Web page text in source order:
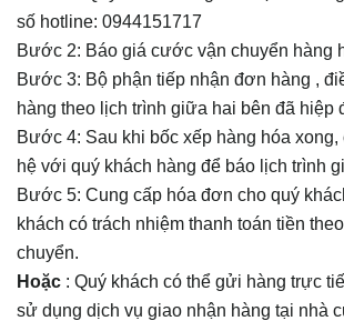
số hotline: 0944151717
Bước 2: Báo giá cước vận chuyển hàng
Bước 3: Bộ phận tiếp nhận đơn hàng ,
hàng theo lịch trình giữa hai bên đã hiệp
Bước 4: Sau khi bốc xếp hàng hóa xong,
hệ với quý khách hàng để báo lịch trình
Bước 5: Cung cấp hóa đơn cho quý
khách có trách nhiệm thanh toán tiền
chuyển.
Hoặc : Quý khách có thể gửi hàng trực
sử dụng dịch vụ giao nhận hàng tại nhà